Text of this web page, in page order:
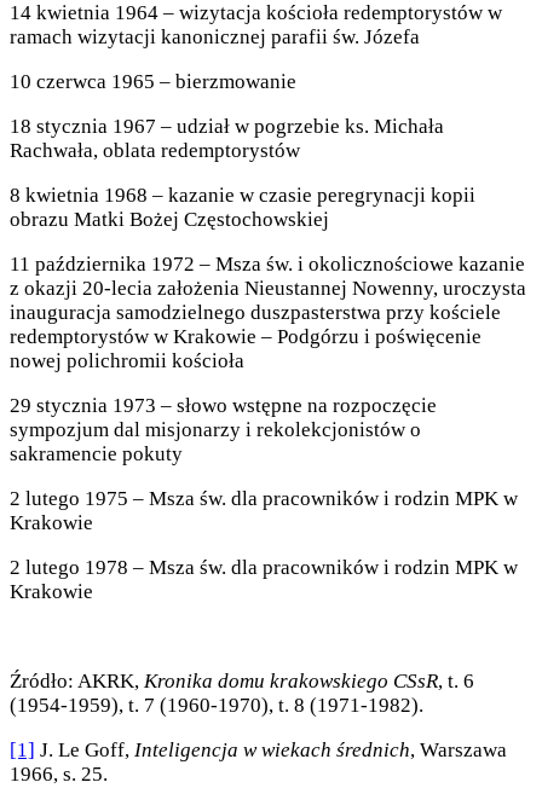
14 kwietnia 1964 – wizytacja kościoła redemptorystów w
ramach wizytacji kanonicznej parafii św. Józefa
10 czerwca 1965 – bierzmowanie
18 stycznia 1967 – udział w pogrzebie ks. Michała
Rachwała, oblata redemptorystów
8 kwietnia 1968 – kazanie w czasie peregrynacji kopii
obrazu Matki Bożej Częstochowskiej
11 października 1972 – Msza św. i okolicznościowe kazanie
z okazji 20-lecia założenia Nieustannej Nowenny, uroczysta
inauguracja samodzielnego duszpasterstwa przy kościele
redemptorystów w Krakowie – Podgórzu i poświęcenie
nowej polichromii kościoła
29 stycznia 1973 – słowo wstępne na rozpoczęcie
sympozjum dal misjonarzy i rekolekcjonistów o
sakramencie pokuty
2 lutego 1975 – Msza św. dla pracowników i rodzin MPK w
Krakowie
2 lutego 1978 – Msza św. dla pracowników i rodzin MPK w
Krakowie
Źródło: AKRK, Kronika domu krakowskiego CSsR, t. 6
(1954-1959), t. 7 (1960-1970), t. 8 (1971-1982).
[1] J. Le Goff, Inteligencja w wiekach średnich, Warszawa
1966, s. 25.